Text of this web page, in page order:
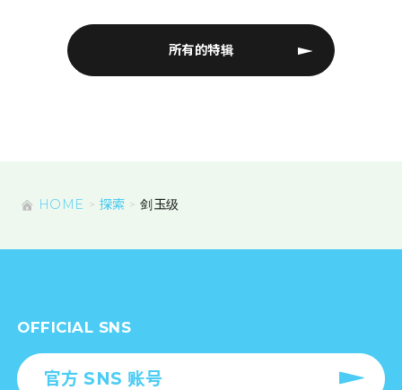
所有的特辑
HOME 探索 剑玉级
OFFICIAL SNS
官方 SNS 账号